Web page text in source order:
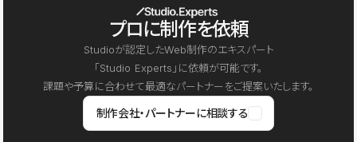
プロに制作を依頼
Studioが認定したWeb制作のエキスパート
「Studio Experts」に依頼が可能です。
課題や予算に合わせて最適なパートナーをご提案いたします。
制作会社・パートナーに相談する